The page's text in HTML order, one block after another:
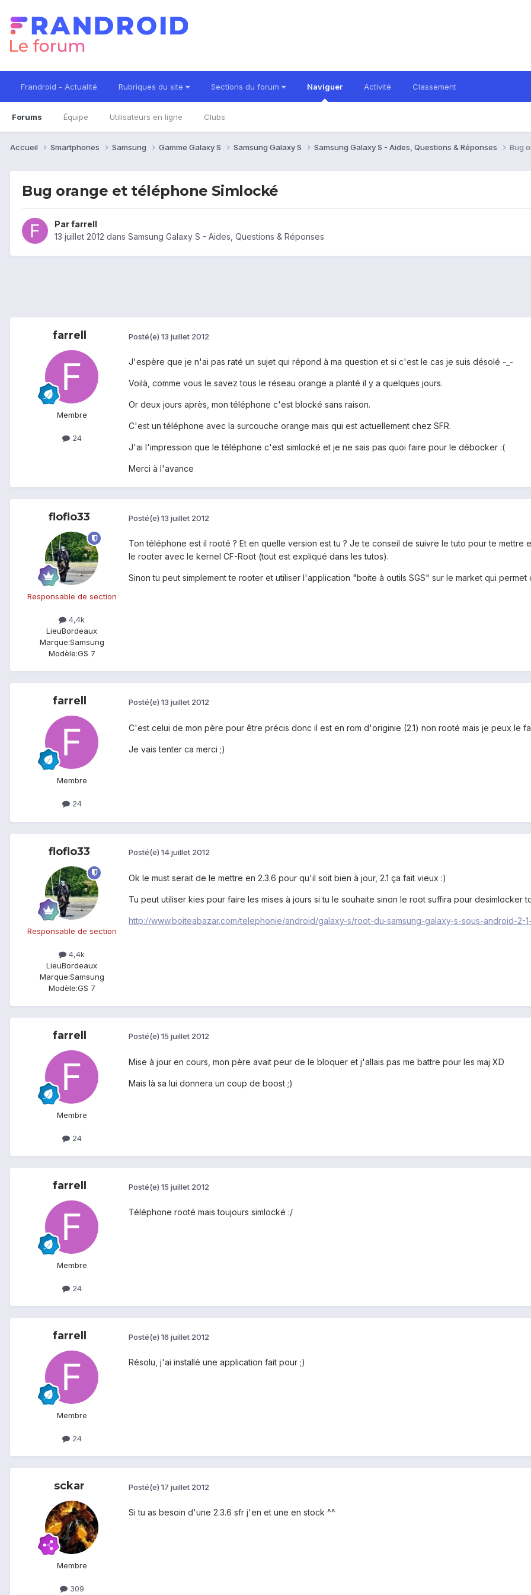
Frandroid - Actualité Rubriques du site Sections du forum Naviguer
Forums Équipe Utilisateurs en ligne Clubs
Activité Classement
Accueil Smartphones Samsung Gamme Galaxy S Samsung Galaxy S Samsung Galaxy S - Aides, Questions & Réponses Bug
Bug orange et téléphone Simlocké
Parfarrell
13 juillet 2012 dans Samsung Galaxy S - Aides, Questions & Réponses
farrell
Membre
24
Posté(e) 13 juillet 2012
J'espère que je n'ai pas raté un sujet qui répond à ma question et si c'est le cas je suis désolé -_-
Voilà, comme vous le savez tous le réseau orange a planté il y a quelques jours.
Or deux jours après, mon téléphone c'est blocké sans raison.
C'est un téléphone avec la surcouche orange mais qui est actuellement chez SFR.
J'ai l'impression que le téléphone c'est simlocké et je ne sais pas quoi faire pour le débocker :(
Merci à l'avance
floflo33
Responsable de section
4,4k
LieuBordeaux
Marque:Samsung
Modèle:GS 7
Posté(e) 13 juillet 2012
Ton téléphone est il rooté ? Et en quelle version est tu ? Je te conseil de suivre le tuto pour te mettre
le rooter avec le kernel CF-Root (tout est expliqué dans les tutos).
Sinon tu peut simplement te rooter et utiliser l'application "boite à outils SGS" sur le market qui
farrell
Membre
24
Posté(e) 13 juillet 2012
C'est celui de mon père pour être précis donc il est en rom d'originie (2.1) non rooté mais je peux le
Je vais tenter ca merci ;)
floflo33
Responsable de section
4,4k
LieuBordeaux
Marque:Samsung
Modèle:GS 7
Posté(e) 14 juillet 2012
Ok le must serait de le mettre en 2.3.6 pour qu'il soit bien à jour, 2.1 ça fait vieux :)
Tu peut utiliser kies pour faire les mises à jours si tu le souhaite sinon le root suffira pour desimlocker
http://www.boiteabazar.com/telephonie/android/galaxy-s/root-du-samsung-galaxy-s-sous-android-2-
farrell
Membre
24
Posté(e) 15 juillet 2012
Mise à jour en cours, mon père avait peur de le bloquer et j'allais pas me battre pour les maj XD
Mais là sa lui donnera un coup de boost ;)
farrell
Membre
24
Posté(e) 15 juillet 2012
Téléphone rooté mais toujours simlocké :/
farrell
Membre
24
Posté(e) 16 juillet 2012
Résolu, j'ai installé une application fait pour ;)
sckar
Membre
309
Posté(e) 17 juillet 2012
Si tu as besoin d'une 2.3.6 sfr j'en et une en stock ^^